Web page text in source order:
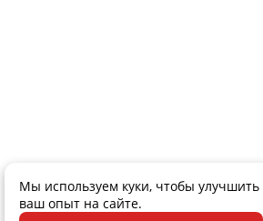
Мы используем куки, чтобы улучшить
ваш опыт на сайте.